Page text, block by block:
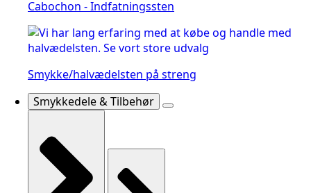
Cabochon - Indfatningssten
Smykke/halvædelsten på streng
Smykkedele & Tilbehør